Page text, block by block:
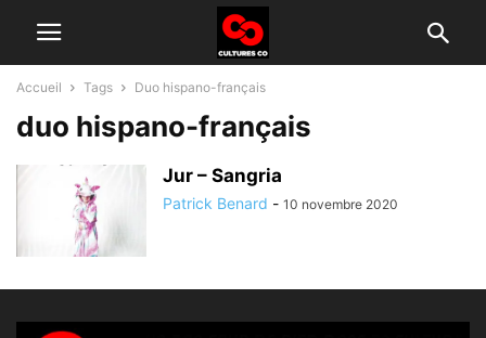
Accueil Tags Duo hispano-français
duo hispano-français
Jur – Sangria
Patrick Benard - 10 novembre 2020